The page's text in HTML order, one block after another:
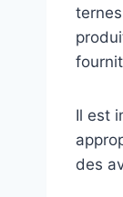
Il est
des